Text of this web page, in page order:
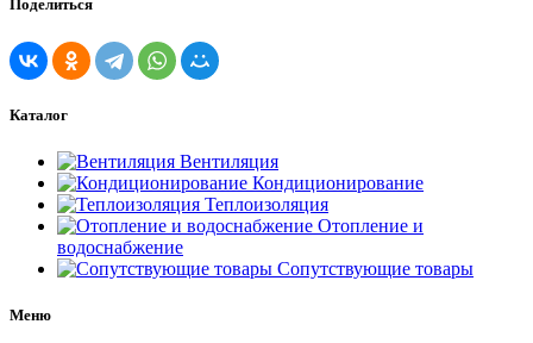
Поделиться
Каталог
Вентиляция
Кондиционирование
Теплоизоляция
Отопление и
водоснабжение
Сопутствующие товары
Меню